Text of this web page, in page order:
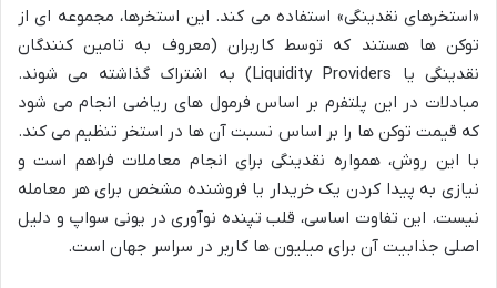
«استخرهای نقدینگی» استفاده می کند. این استخرها، مجموعه ای از
توکن ها هستند که توسط کاربران (معروف به تامین کنندگان
نقدینگی یا Liquidity Providers) به اشتراک گذاشته می شوند.
مبادلات در این پلتفرم بر اساس فرمول های ریاضی انجام می شود
که قیمت توکن ها را بر اساس نسبت آن ها در استخر تنظیم می کند.
با این روش، همواره نقدینگی برای انجام معاملات فراهم است و
نیازی به پیدا کردن یک خریدار یا فروشنده مشخص برای هر معامله
نیست. این تفاوت اساسی، قلب تپنده نوآوری در یونی سواپ و دلیل
اصلی جذابیت آن برای میلیون ها کاربر در سراسر جهان است.